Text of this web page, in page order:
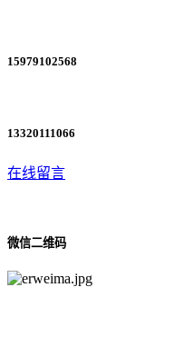
15979102568
13320111066
在线留言
微信二维码